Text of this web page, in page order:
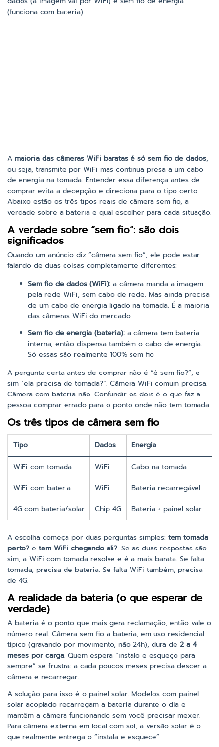
(funciona com bateria).
A maioria das câmeras WiFi baratas é só sem fio de dados,
ou seja, transmite por WiFi mas continua presa a um cabo
de energia na tomada. Entender essa diferença antes de
comprar evita a decepção e direciona para o tipo certo.
Abaixo estão os três tipos reais de câmera sem fio, a
verdade sobre a bateria e qual escolher para cada situação.
A verdade sobre “sem fio”: são dois
significados
Quando um anúncio diz “câmera sem fio”, ele pode estar
falando de duas coisas completamente diferentes:
Sem fio de dados (WiFi): a câmera manda a imagem
pela rede WiFi, sem cabo de rede. Mas ainda precisa
de um cabo de energia ligado na tomada. É a maioria
das câmeras WiFi do mercado
Sem fio de energia (bateria): a câmera tem bateria
interna, então dispensa também o cabo de energia.
Só essas são realmente 100% sem fio
A pergunta certa antes de comprar não é “é sem fio?”, e
sim “ela precisa de tomada?”. Câmera WiFi comum precisa.
Câmera com bateria não. Confundir os dois é o que faz a
pessoa comprar errado para o ponto onde não tem tomada.
Os três tipos de câmera sem fio
Tipo Dados Energia
WiFi com tomada WiFi Cabo na tomada
WiFi com bateria WiFi Bateria recarregável
4G com bateria/solar Chip 4G Bateria + painel solar
A escolha começa por duas perguntas simples: tem tomada
perto? e tem WiFi chegando ali?. Se as duas respostas são
sim, a WiFi com tomada resolve e é a mais barata. Se falta
tomada, precisa de bateria. Se falta WiFi também, precisa
de 4G.
A realidade da bateria (o que esperar de
verdade)
A bateria é o ponto que mais gera reclamação, então vale o
número real. Câmera sem fio a bateria, em uso residencial
típico (gravando por movimento, não 24h), dura de 2 a 4
meses por carga. Quem espera “instalo e esqueço para
sempre” se frustra: a cada poucos meses precisa descer a
câmera e recarregar.
A solução para isso é o painel solar. Modelos com painel
solar acoplado recarregam a bateria durante o dia e
mantêm a câmera funcionando sem você precisar mexer.
Para câmera externa em local com sol, a versão solar é o
que realmente entrega o “instala e esquece”.